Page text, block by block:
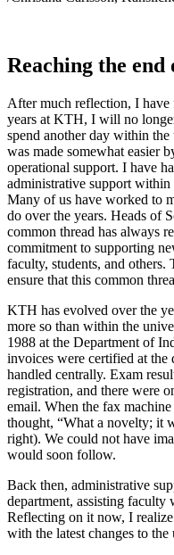
Reaching the
After much reflection, I
years at KTH, I will no
spend another day within
was made somewhat easier
operational support. I have
administrative support within
Many of us have worked to
do over the years. Heads of
common thread has always
commitment to supporting
faculty, students, and
ensure that this common
KTH has evolved over the
more so than within the
1988 at the Department of
invoices were certified at the
handled centrally. Exam
registration, and there were
email. When the fax
thought, “What a novelty; it
right). We could not have
would soon follow.
Back then, administrative
department, assisting faculty
Reflecting on it now, I
with the latest changes to